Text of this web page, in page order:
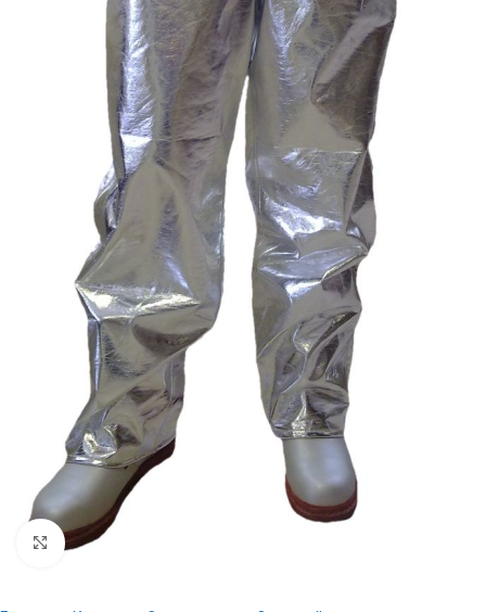
Увеличить